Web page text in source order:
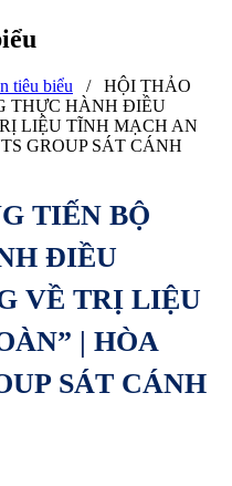
tiêu biểu / HỘI THẢO
THỰC HÀNH ĐIỀU
LIỆU TĨNH MẠCH AN
GROUP SÁT CÁNH
TIẾN BỘ
ĐIỀU
VỀ TRỊ LIỆU
| HÒA
SÁT CÁNH